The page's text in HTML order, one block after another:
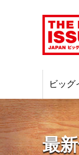
ビッグ
最